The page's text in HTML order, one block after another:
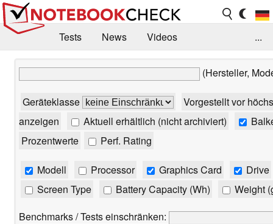
Tests News
Videos
Forum
...
(Hersteller,
Geräteklasse
Vorgestellt vor
anzeigen
Aktuell erhältlich (nicht archiviert)
Prozentwerte
Perf. Rating
Modell Processor Graphics Card
Drive
Screen Type
Battery Capacity (Wh)
Weight
Benchmarks / Tests einschränken: